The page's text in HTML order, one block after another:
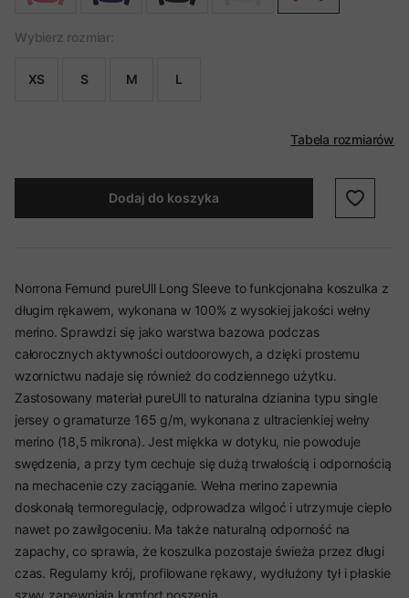
Wybierz rozmiar:
XS S M L
Tabela rozmiarów
Dodaj do koszyka
Norrona Femund pureUll Long Sleeve to funkcjonalna koszulka z
długim rękawem, wykonana w 100% z wysokiej jakości wełny
merino. Sprawdzi się jako warstwa bazowa podczas
całorocznych aktywności outdoorowych, a dzięki prostemu
wzornictwu nadaje się również do codziennego użytku.
Zastosowany materiał pureUll to naturalna dzianina typu single
jersey o gramaturze 165 g/m, wykonana z ultracienkiej wełny
merino (18,5 mikrona). Jest miękka w dotyku, nie powoduje
swędzenia, a przy tym cechuje się dużą trwałością i odpornością
na mechacenie czy zaciąganie. Wełna merino zapewnia
doskonałą termoregulację, odprowadza wilgoć i utrzymuje ciepło
nawet po zawilgoceniu. Ma także naturalną odporność na
zapachy, co sprawia, że koszulka pozostaje świeża przez długi
czas. Regularny krój, profilowane rękawy, wydłużony tył i płaskie
szwy zapewniają komfort noszenia.